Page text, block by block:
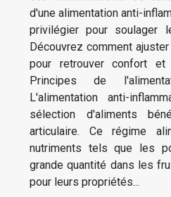
d'une alimentation anti-
privilégier pour soulager
Découvrez comment
pour retrouver confort et
Principes de
L'alimentation anti-
sélection d'aliments
articulaire. Ce régime
nutriments tels que les
grande quantité dans les
pour leurs propriétés...